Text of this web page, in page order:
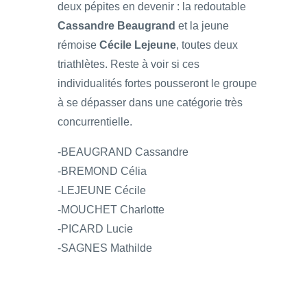
deux pépites en devenir : la redoutable
Cassandre Beaugrand et la jeune
rémoise Cécile Lejeune, toutes deux
triathlètes. Reste à voir si ces
individualités fortes pousseront le groupe
à se dépasser dans une catégorie très
concurrentielle.
-BEAUGRAND Cassandre
-BREMOND Célia
-LEJEUNE Cécile
-MOUCHET Charlotte
-PICARD Lucie
-SAGNES Mathilde